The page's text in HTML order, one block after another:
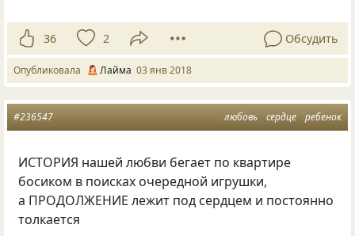
36 2 Обсудить
Опубликовала Лайма 03 янв 2018
любовь сердце ребенок
#236547
ИСТОРИЯ нашей любви бегает по квартире
босиком в поисках очередной игрушки,
а ПРОДОЛЖЕНИЕ лежит под сердцем и постоянно
толкается